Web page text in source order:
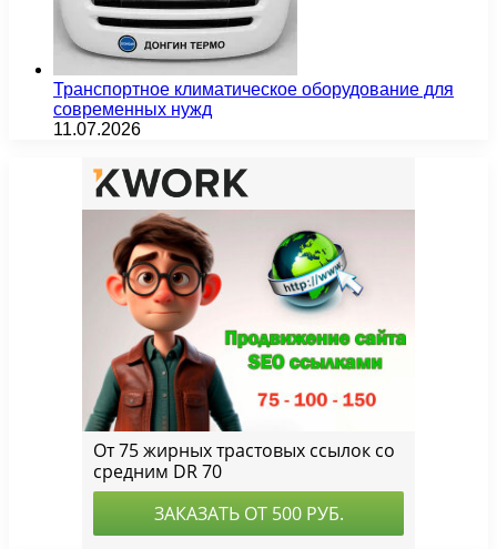
Транспортное климатическое оборудование для
современных нужд
11.07.2026